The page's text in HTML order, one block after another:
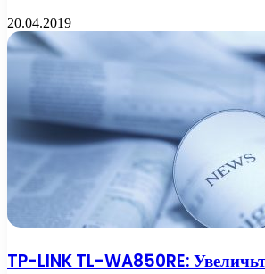
20.04.2019
TP-LINK TL-WA850RE: